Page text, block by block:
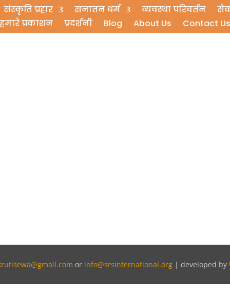
संस्कृति प्रहार सनातन धर्म व्यवस्था परिवर्तन
प्रकाशन
प्रदर्शनी Blog About Us Contact Us
or info@srsinternational.org | developed by